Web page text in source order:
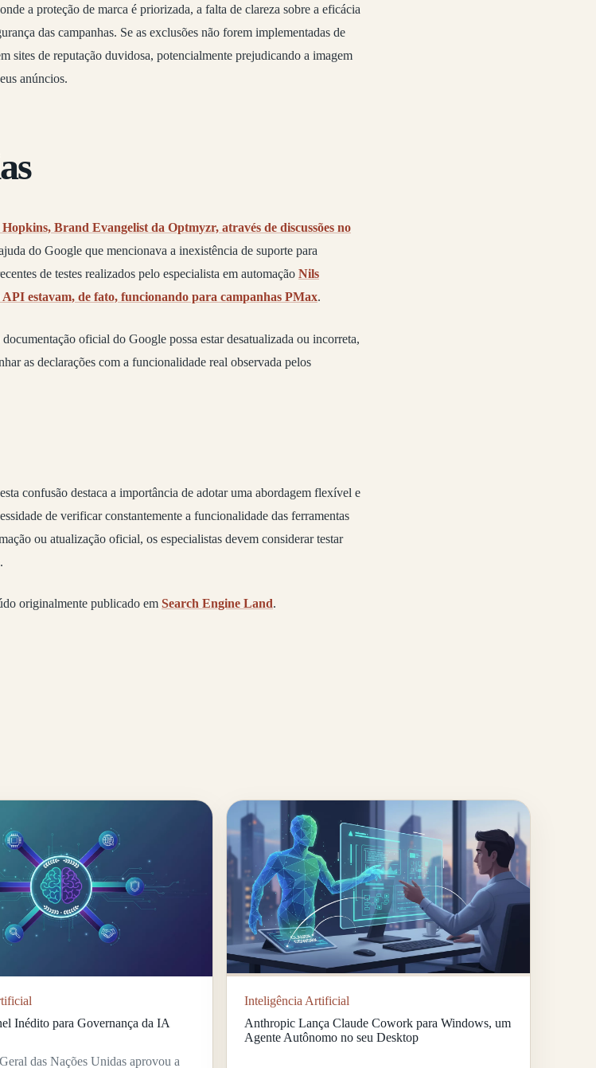
a proteção de marca é priorizada, a falta de clareza sobre a eficácia
das campanhas. Se as exclusões não forem implementadas de
sites de reputação duvidosa, potencialmente prejudicando a imagem
anúncios.
Brand Evangelist da Optmyzr, através de discussões no
do Google que mencionava a inexistência de suporte para
de testes realizados pelo especialista em automação Nils
estavam, de fato, funcionando para campanhas PMax.
oficial do Google possa estar desatualizada ou incorreta,
as declarações com a funcionalidade real observada pelos
confusão destaca a importância de adotar uma abordagem flexível e
de verificar constantemente a funcionalidade das ferramentas
ou atualização oficial, os especialistas devem considerar testar
originalmente publicado em Search Engine Land.
Inédito para Governança da IA
das Nações Unidas aprovou a
Inteligência Artificial
Anthropic Lança Claude Cowork para Windows, um
Agente Autônomo no seu Desktop